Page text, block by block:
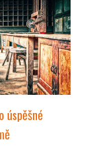
úspěšné